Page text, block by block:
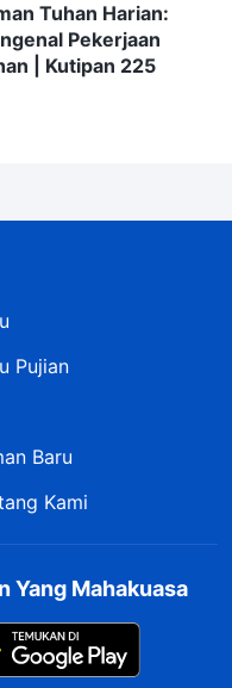
Tuhan Harian:
Pekerjaan
| Kutipan 225
Pujian
Baru
Kami
Yang Mahakuasa